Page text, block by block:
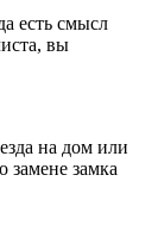
есть смысл
вы
на дом или
замка